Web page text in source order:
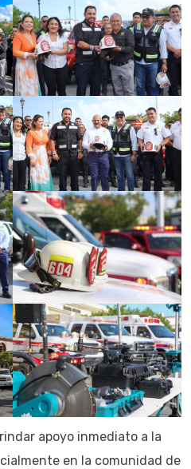
apoyo inmediato a la
en la comunidad de